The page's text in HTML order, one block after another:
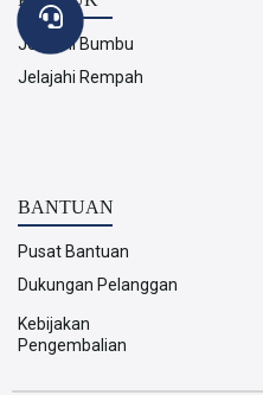
Jelajahi Bumbu
Jelajahi Rempah
BANTUAN
Pusat Bantuan
Dukungan Pelanggan
Kebijakan
Pengembalian